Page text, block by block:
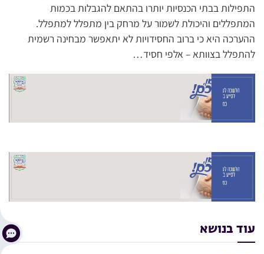
התפילות בבתי הכנסיות יותרו בהתאם להגבלות בכמות
המתפללים והיכולת לשמור על מרחק בין מתפלל למתפלל.
ההערכה היא כי ברוב החסידויות לא יתאפשר מבחינה רשמית
להתפלל בצוותא – אלפי חסיד…
עוד בנושא